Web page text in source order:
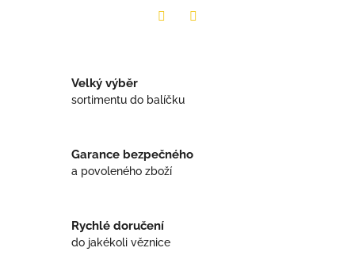
Velký výběr
sortimentu do balíčku
Garance bezpečného
a povoleného zboží
Rychlé doručení
do jakékoli věznice